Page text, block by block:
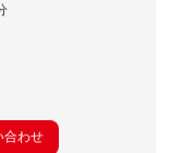
合わせ